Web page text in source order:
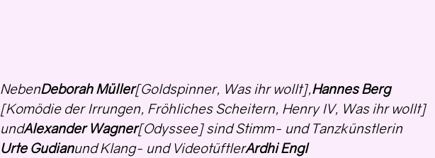
NebenDeborah Müller[Goldspinner, Was ihr wollt],Hannes Berg
[Komödie der Irrungen, Fröhliches Scheitern, Henry IV, Was ihr wollt]
undAlexander Wagner[Odyssee] sind Stimm- und Tanzkünstlerin
Urte Gudianund Klang- und VideotüftlerArdhi Engl